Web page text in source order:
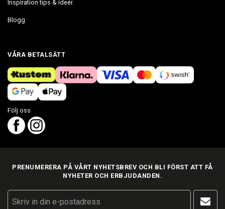
Inspiration tips & ideér.
Blogg
VÅRA BETALSÄTT
Följ oss
PRENUMERERA PÅ VÅRT NYHETSBREV OCH BLI FÖRST ATT FÅ
NYHETER OCH ERBJUDANDEN.